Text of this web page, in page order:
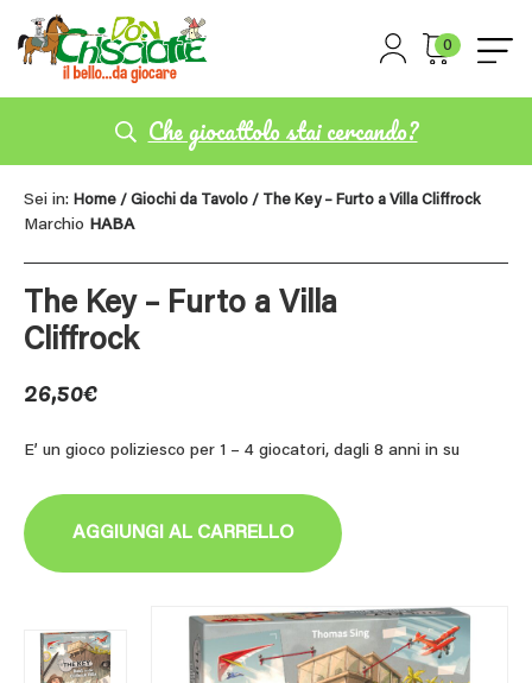
0
Che giocattolo stai cercando?
Sei in: Home / Giochi da Tavolo / The Key – Furto a Villa Cliffrock
Marchio HABA
The Key – Furto a Villa
Cliffrock
26,50€
E’ un gioco poliziesco per 1 – 4 giocatori, dagli 8 anni in su
AGGIUNGI AL CARRELLO